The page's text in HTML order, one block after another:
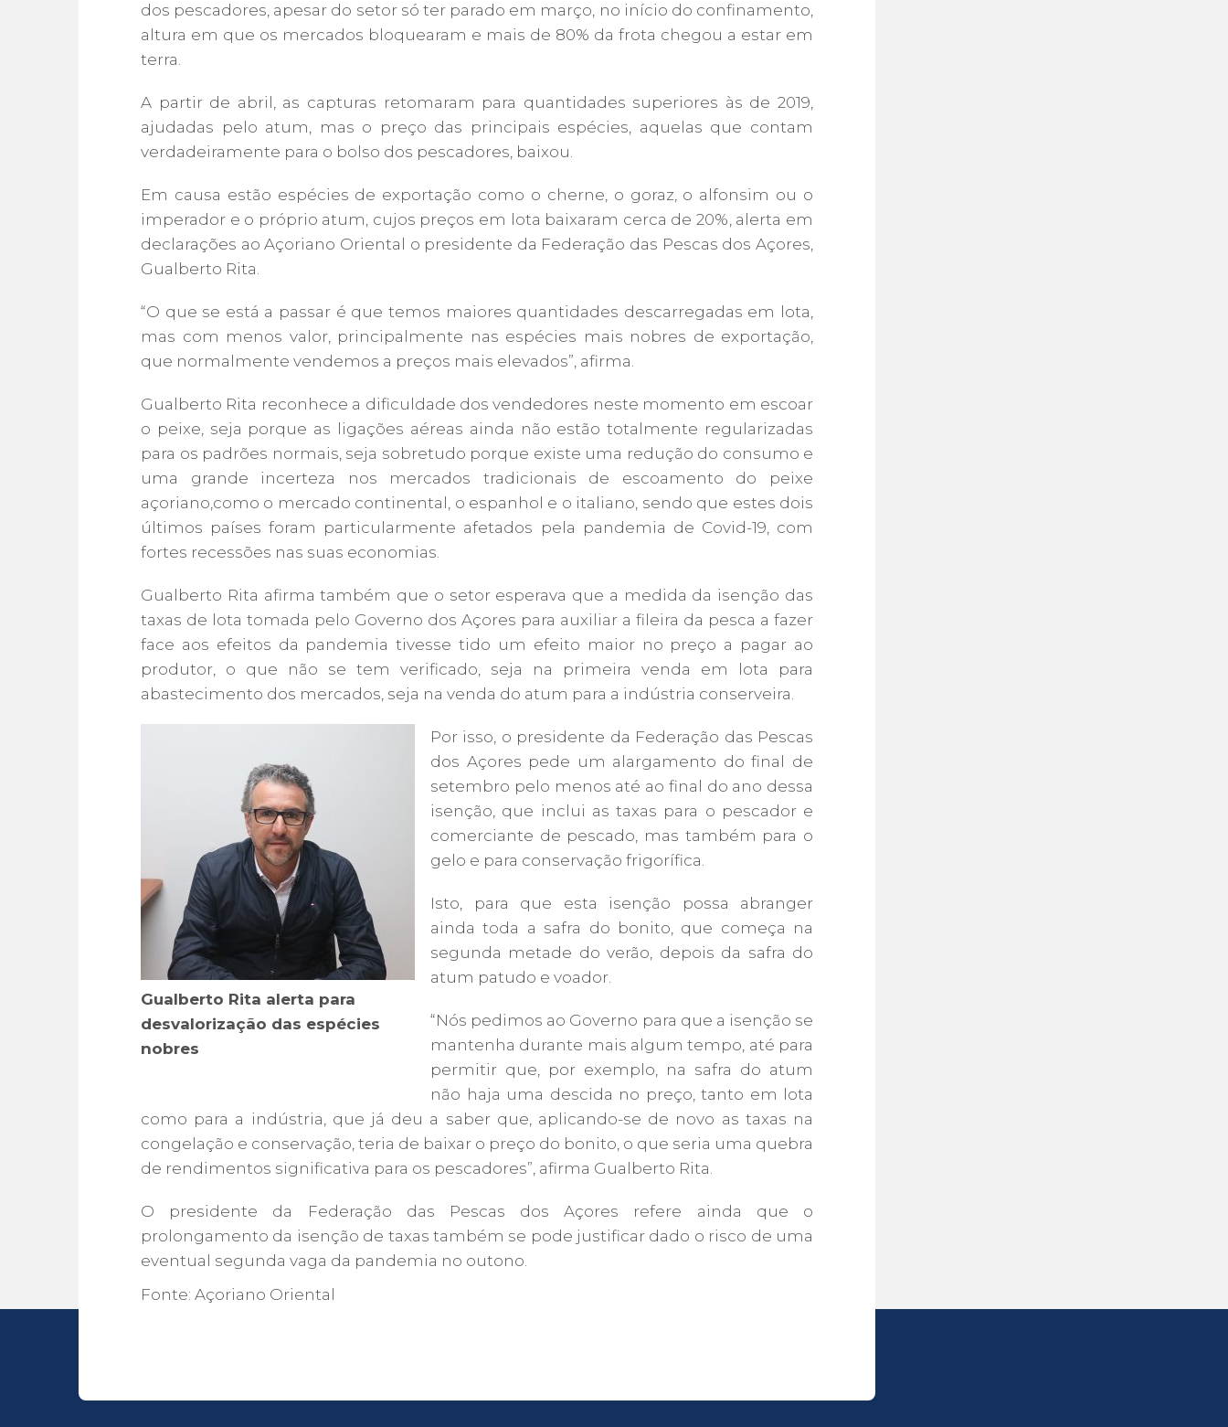
dos pescadores, apesar do setor só ter parado em março, no início do confinamento,
altura em que os mercados bloquearam e mais de 80% da frota chegou a estar em
terra.
A partir de abril, as capturas retomaram para quantidades superiores às de 2019,
ajudadas pelo atum, mas o preço das principais espécies, aquelas que contam
verdadeiramente para o bolso dos pescadores, baixou.
Em causa estão espécies de exportação como o cherne, o goraz, o alfonsim ou o
imperador e o próprio atum, cujos preços em lota baixaram cerca de 20%, alerta em
declarações ao Açoriano Oriental o presidente da Federação das Pescas dos Açores,
Gualberto Rita.
“O que se está a passar é que temos maiores quantidades descarregadas em lota,
mas com menos valor, principalmente nas espécies mais nobres de exportação,
que normalmente vendemos a preços mais elevados”, afirma.
Gualberto Rita reconhece a dificuldade dos vendedores neste momento em escoar
o peixe, seja porque as ligações aéreas ainda não estão totalmente regularizadas
para os padrões normais, seja sobretudo porque existe uma redução do consumo e
uma grande incerteza nos mercados tradicionais de escoamento do peixe
açoriano,como o mercado continental, o espanhol e o italiano, sendo que estes dois
últimos países foram particularmente afetados pela pandemia de Covid-19, com
fortes recessões nas suas economias.
Gualberto Rita afirma também que o setor esperava que a medida da isenção das
taxas de lota tomada pelo Governo dos Açores para auxiliar a fileira da pesca a fazer
face aos efeitos da pandemia tivesse tido um efeito maior no preço a pagar ao
produtor, o que não se tem verificado, seja na primeira venda em lota para
abastecimento dos mercados, seja na venda do atum para a indústria conserveira.
Gualberto Rita alerta para
desvalorização das espécies
nobres
Por isso, o presidente da Federação das Pescas
dos Açores pede um alargamento do final de
setembro pelo menos até ao final do ano dessa
isenção, que inclui as taxas para o pescador e
comerciante de pescado, mas também para o
gelo e para conservação frigorífica.
Isto, para que esta isenção possa abranger
ainda toda a safra do bonito, que começa na
segunda metade do verão, depois da safra do
atum patudo e voador.
“Nós pedimos ao Governo para que a isenção se
mantenha durante mais algum tempo, até para
permitir que, por exemplo, na safra do atum
não haja uma descida no preço, tanto em lota
como para a indústria, que já deu a saber que, aplicando-se de novo as taxas na
congelação e conservação, teria de baixar o preço do bonito, o que seria uma quebra
de rendimentos significativa para os pescadores”, afirma Gualberto Rita.
O presidente da Federação das Pescas dos Açores refere ainda que o
prolongamento da isenção de taxas também se pode justificar dado o risco de uma
eventual segunda vaga da pandemia no outono.
Fonte: Açoriano Oriental